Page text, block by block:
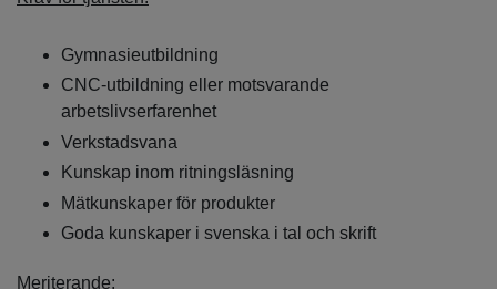
Gymnasieutbildning
CNC-utbildning eller motsvarande
arbetslivserfarenhet
Verkstadsvana
Kunskap inom ritningsläsning
Mätkunskaper för produkter
Goda kunskaper i svenska i tal och skrift
Meriterande: